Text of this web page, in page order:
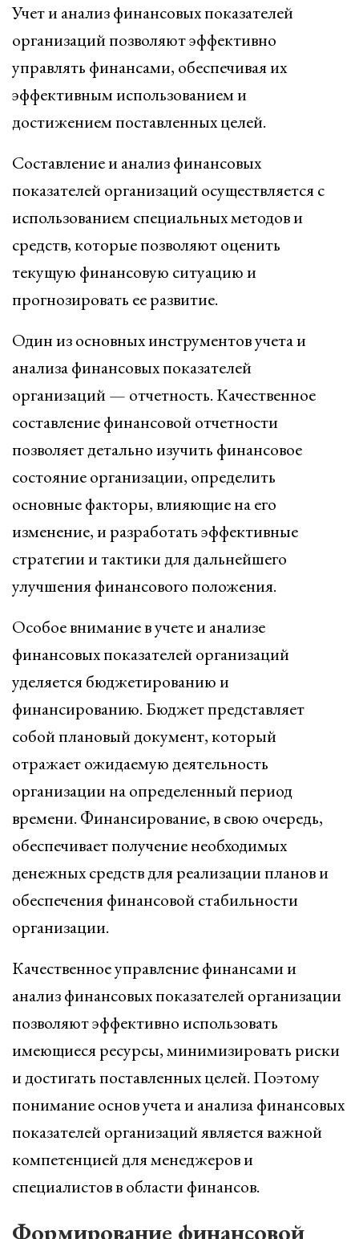
Учет и анализ финансовых показателей
организаций позволяют эффективно
управлять финансами, обеспечивая их
эффективным использованием и
достижением поставленных целей.
Составление и анализ финансовых
показателей организаций осуществляется с
использованием специальных методов и
средств, которые позволяют оценить
текущую финансовую ситуацию и
прогнозировать ее развитие.
Один из основных инструментов учета и
анализа финансовых показателей
организаций — отчетность. Качественное
составление финансовой отчетности
позволяет детально изучить финансовое
состояние организации, определить
основные факторы, влияющие на его
изменение, и разработать эффективные
стратегии и тактики для дальнейшего
улучшения финансового положения.
Особое внимание в учете и анализе
финансовых показателей организаций
уделяется бюджетированию и
финансированию. Бюджет представляет
собой плановый документ, который
отражает ожидаемую деятельность
организации на определенный период
времени. Финансирование, в свою очередь,
обеспечивает получение необходимых
денежных средств для реализации планов и
обеспечения финансовой стабильности
организации.
Качественное управление финансами и
анализ финансовых показателей организации
позволяют эффективно использовать
имеющиеся ресурсы, минимизировать риски
и достигать поставленных целей. Поэтому
понимание основ учета и анализа финансовых
показателей организаций является важной
компетенцией для менеджеров и
специалистов в области финансов.
Формирование финансовой